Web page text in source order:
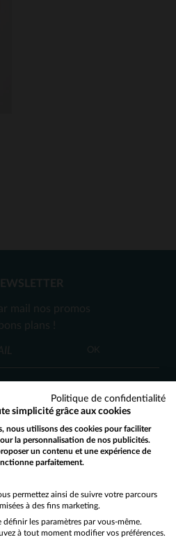
mail nos promos
plans !
OK
CLIENT
sont à votre écoute
de 10h à 12h30
13h30 à 18h.
to our English site?
No
Yes
Politique de confidentialité
simplicité grâce aux cookies
nous utilisons des cookies pour faciliter
la personnalisation de nos publicités.
un contenu et une expérience de
parfaitement.
permettez ainsi de suivre votre parcours
à des fins marketing.
les paramètres par vous-même.
à tout moment modifier vos préférences.